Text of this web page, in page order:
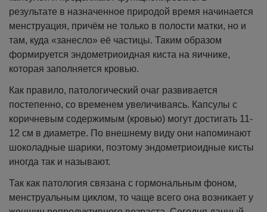
результате в назначенное природой время начинается
менструация, причём не только в полости матки, но и
там, куда «занесло» её частицы. Таким образом
формируется эндометриоидная киста на яичнике,
которая заполняется кровью.
Как правило, патологический очаг развивается
постепенно, со временем увеличиваясь. Капсулы с
коричневым содержимым (кровью) могут достигать 11-
12 см в диаметре. По внешнему виду они напоминают
шоколадные шарики, поэтому эндометриоидные кисты
иногда так и называют.
Так как патология связана с гормональным фоном,
менструальным циклом, то чаще всего она возникает у